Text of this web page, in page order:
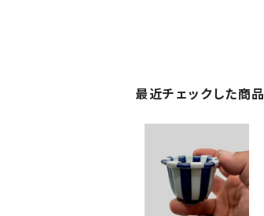
最近チェックした商品